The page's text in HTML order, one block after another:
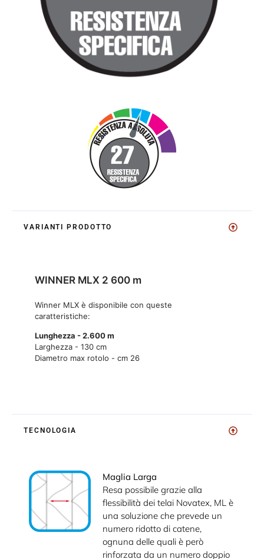
VARIANTI PRODOTTO
WINNER MLX 2 600 m
Winner MLX è disponibile con queste
caratteristiche:
Lunghezza - 2.600 m
Larghezza - 130 cm
Diametro max rotolo - cm 26
TECNOLOGIA
Maglia Larga
Resa possibile grazie alla
flessibilità dei telai Novatex, ML è
una soluzione che prevede un
numero ridotto di catene,
ognuna delle quali è però
rinforzata da un numero doppio